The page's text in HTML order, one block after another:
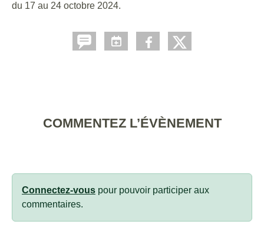
du 17 au 24 octobre 2024.
COMMENTEZ L’ÉVÈNEMENT
Connectez-vous pour pouvoir participer aux
commentaires.